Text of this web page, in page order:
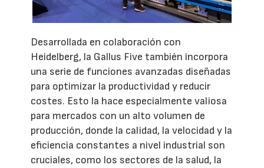
Desarrollada en colaboración con
Heidelberg, la Gallus Five también incorpora
una serie de funciones avanzadas diseñadas
para optimizar la productividad y reducir
costes. Esto la hace especialmente valiosa
para mercados con un alto volumen de
producción, donde la calidad, la velocidad y la
eficiencia constantes a nivel industrial son
cruciales, como los sectores de la salud, la